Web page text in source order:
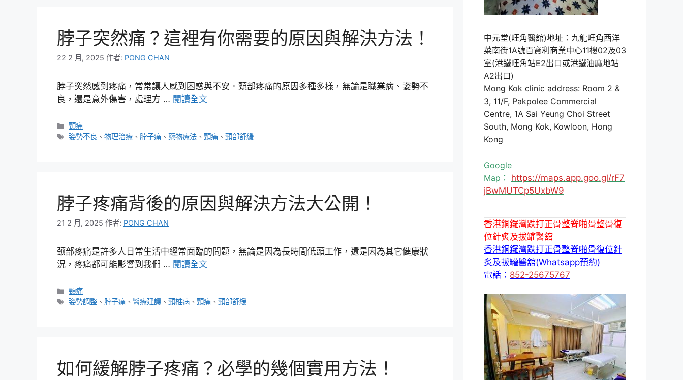
脖子突然痛？這裡有你需要的原因與解決方法！
22 2 月, 2025 作者: PONG CHAN
脖子突然感到疼痛，常常讓人感到困惑與不安。頸部疼痛的原因多種多樣，無論是職業病、姿勢不
良，還是意外傷害，處理方 … 閱讀全文
分
類
頸痛
標
姿勢不良 、物理治療 、 脖子痛 、藥物療法 、頸痛 、頸部舒緩
脖子疼痛背後的原因與解決方法大公開！
21 2 月, 2025 作者: PONG CHAN
颈部疼痛是許多人日常生活中經常面臨的問題，無論是因為長時間低頭工作，還是因為其它健康狀
況，疼痛都可能影響到我們 … 閱讀全文
分
類
頸痛
標
姿勢調整 、 脖子痛 、醫療建議 、頸椎病 、頸痛 、頸部舒緩
如何緩解脖子疼痛？必學的幾個實用方法！
中元堂(旺角醫舘)地址：九龍旺角西洋
菜南街1A號百寶利商業中心11樓02及03
室(港鐵旺角站E2出口或港鐵油麻地站
A2出口)
Mong Kok clinic address: Room 2 &
3, 11/F, Pakpolee Commercial
Centre, 1A Sai Yeung Choi Street
South, Mong Kok, Kowloon, Hong
Kong
Google
Map： https://maps.app.goo.gl/rF7
jBwMUTCp5UxbW9
香港銅鑼灣跌打正骨整脊啪骨整骨復
位針炙及拔罐醫舘
香港銅鑼灣跌打正骨整脊啪骨復位針
炙及拔罐醫舘(Whatsapp預約)
電話： 852-25675767